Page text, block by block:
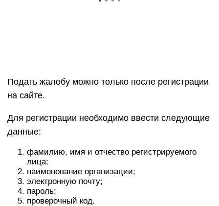
Подать жалобу можно только после регистрации
на сайте.
Для регистрации необходимо ввести следующие
данные:
фамилию, имя и отчество регистрируемого
лица;
наименование организации;
электронную почту;
пароль;
проверочный код.